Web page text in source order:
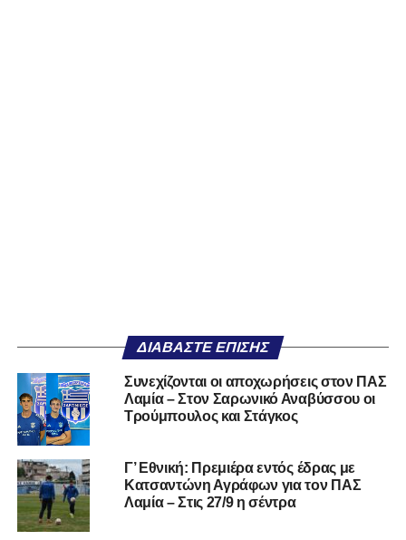
ΔΙΑΒΆΣΤΕ ΕΠΊΣΗΣ
Συνεχίζονται οι αποχωρήσεις στον ΠΑΣ
Λαμία – Στον Σαρωνικό Αναβύσσου οι
Τρούμπουλος και Στάγκος
Γ’ Εθνική: Πρεμιέρα εντός έδρας με
Κατσαντώνη Αγράφων για τον ΠΑΣ
Λαμία – Στις 27/9 η σέντρα